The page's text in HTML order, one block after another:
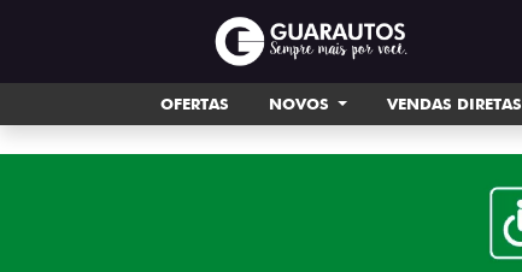
OFERTAS NOVOS VENDAS DIRETAS